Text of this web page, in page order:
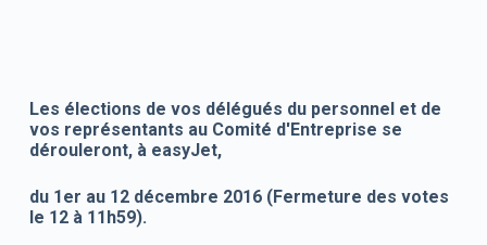
Les élections de vos délégués du personnel et de
vos représentants au Comité d'Entreprise se
dérouleront, à easyJet,
du 1er au 12 décembre 2016 (Fermeture des votes
le 12 à 11h59).